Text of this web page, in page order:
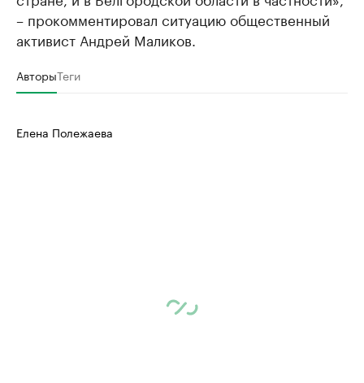
– прокомментировал ситуацию общественный
активист Андрей Маликов.
АвторыТеги
Елена Полежаева